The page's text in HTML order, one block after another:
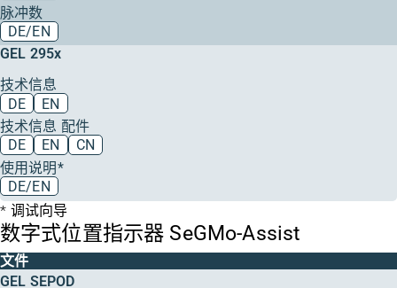
脉冲数
DE/EN
GEL 295x
技术信息
DE
EN
技术信息 配件
DE
EN
CN
使用说明*
DE/EN
调试向导
数字式位置指示器 SeGMo-Assist
文件
GEL SEPOD